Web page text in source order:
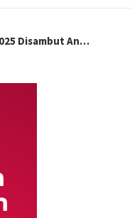
Disambut An…